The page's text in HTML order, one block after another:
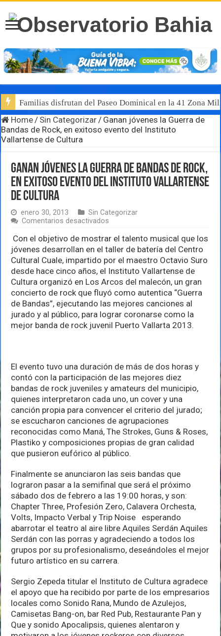
Familias disfrutan del Paseo Dominical en la 41 Zona
Home / Sin Categorizar / Ganan jóvenes la Guerra de
Bandas de Rock, en exitoso evento del Instituto
Vallartense de Cultura
Ganan jóvenes la Guerra de Bandas de Rock,
en exitoso evento del Instituto Vallartense
de Cultura
enero 30, 2013
Sin Categorizar
Comentarios desactivados
jóvenes
la
Guerra
de
Bandas
de
Rock,
en
exitoso
evento
del
Instituto
Con el objetivo de mostrar el talento musical que los
jóvenes desarrollan en el taller de batería del Centro
Cultural Cuale, impartido por el maestro Octavio Suro
desde hace cinco años, el Instituto Vallartense de
Cultura organizó en Los Arcos del malecón, un gran
concierto de rock que fluyó como autentica “Guerra
de Bandas”, ejecutando las mejores canciones al
jurado y al público, para lograr coronarse como la
mejor banda de rock juvenil Puerto Vallarta 2013.
El evento tuvo una duración de más de dos horas y
contó con la participación de las mejores diez
bandas de rock juveniles y amateurs del municipio,
quienes interpretaron cada uno, un cover y una
canción propia para convencer el criterio del jurado;
se escucharon canciones de agrupaciones
reconocidas como Maná, The Strokes, Guns & Roses,
Plastiko y composiciones propias de gran calidad
que pusieron eufórico al público.
Finalmente se anunciaron las seis bandas que
lograron pasar a la semifinal que será el próximo
sábado dos de febrero a las 19:00 horas, y son:
Chapter Three, Profesión Zero, Calavera Orchesta,
Volts, Impacto Verbal y Trip Noise esperando
abarrotar el teatro al aire libre Aquiles Serdán Aquiles
Serdán con las porras y agradeciendo a todos los
grupos por su profesionalismo, deseándoles el mejor
futuro artístico en su carrera.
Sergio Zepeda titular el Instituto de Cultura agradece
el apoyo que ha recibido por parte de los empresarios
locales como Sonido Rana, Mundo de Azulejos,
Camisetas Bang-on, bar Red Pub, Restaurante Pan y
Que y sonido Apocalipsis, quienes alentaron y